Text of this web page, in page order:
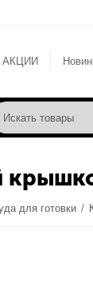
АКЦИИ
для готовки /